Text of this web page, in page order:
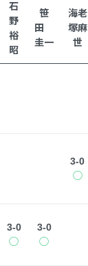
石
野
裕
昭
笹
田
圭一
海老
塚麻
世
3-0
◯
3-0
◯
3-0
◯